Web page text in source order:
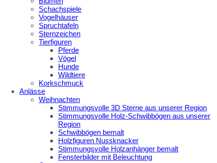
Schachspiele
Vogelhäuser
Spruchtafeln
Sternzeichen
Tierfiguren
Pferde
Vögel
Hunde
Wildtiere
Korkschmuck
Anlässe
Weihnachten
Stimmungsvolle 3D Sterne aus unserer Region
Stimmungsvolle Holz-Schwibbögen aus unserer
Region
Schwibbögen bemalt
Holzfiguren Nussknacker
Stimmungsvolle Holzanhänger bemalt
Fensterbilder mit Beleuchtung